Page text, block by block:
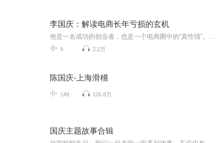
李国庆：解读电商长年亏损的玄机
9 2.2万
陈国庆-上海滑稽
149 126.8万
国庆主题故事合辑